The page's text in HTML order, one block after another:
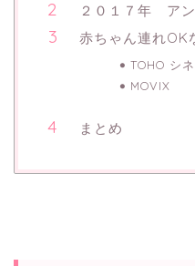
２０１７年 ア
赤ちゃん連れOK
TOHO シ
MOVIX
まとめ